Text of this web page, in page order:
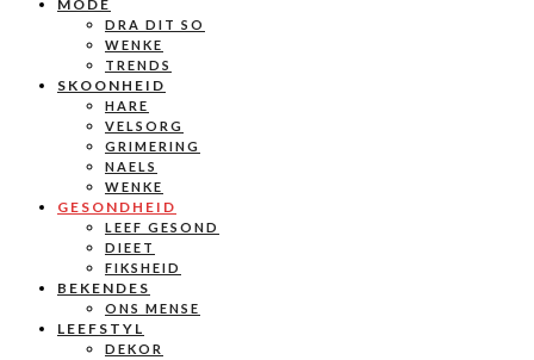
MODE
DRA DIT SO
WENKE
TRENDS
SKOONHEID
HARE
VELSORG
GRIMERING
NAELS
WENKE
GESONDHEID
LEEF GESOND
DIEET
FIKSHEID
BEKENDES
ONS MENSE
LEEFSTYL
DEKOR